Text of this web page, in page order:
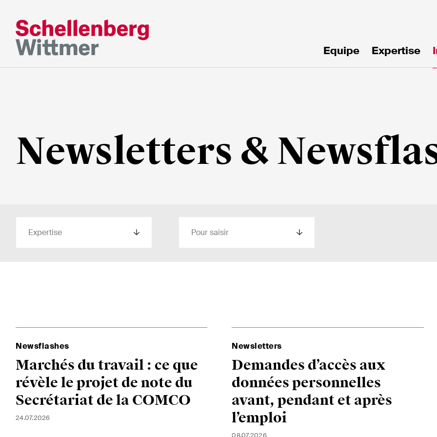
Equipe Expertise
Newsletters &
Expertise Pour saisir
Newsflashes
Marchés du travail : ce que
révèle le projet de note du
Secrétariat de la COMCO
24.07.2026
Newsletters
Demandes d’accès aux
données personnelles
avant, pendant et après
l’emploi
08.07.2026
Restez à jour!
Mme
s/o
Une sélection mensuelle de
sujets clés issus de nos
et industries, ainsi que des
Newsflash sur l'actualité.
Arbitrage international
Clients privés
Commerce et transport
Droit administratif et marchés
Droit de la
intellectuelle
Droit de l‘art et du
divertissement /